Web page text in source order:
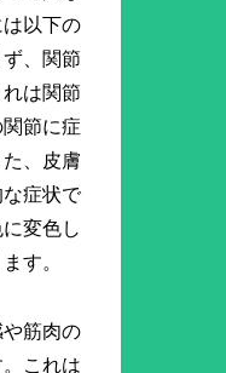
以下の
、関節
は関節
節に症
、皮膚
症状で
変色し
す。
筋肉の
これは